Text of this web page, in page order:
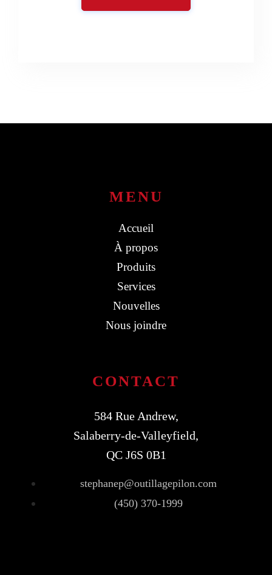
MENU
Accueil
À propos
Produits
Services
Nouvelles
Nous joindre
CONTACT
584 Rue Andrew,
Salaberry-de-Valleyfield,
QC J6S 0B1
stephanep@outillagepilon.com
(450) 370-1999